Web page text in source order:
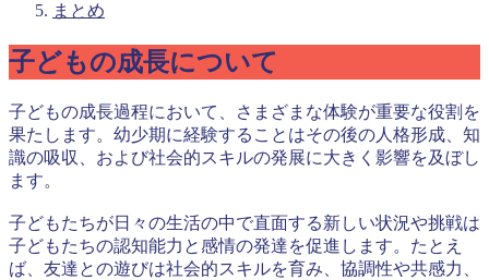
まとめ
子どもの成長について
子どもの成長過程において、さまざまな体験が重要な役割を
果たします。幼少期に経験することはその後の人格形成、知
識の吸収、および社会的スキルの発展に大きく影響を及ぼし
ます。
子どもたちが日々の生活の中で直面する新しい状況や挑戦は
子どもたちの認知能力と感情の発達を促進します。たとえ
ば、友達との遊びは社会的スキルを育み、協調性や共感力、